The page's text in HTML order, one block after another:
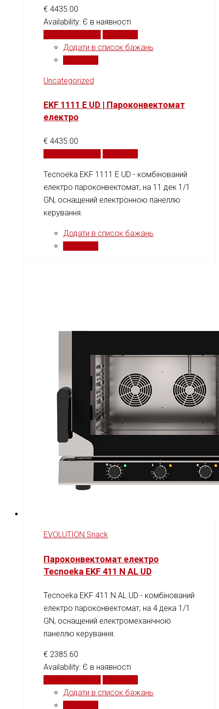
€ 4435.00
Availability: Є в наявності
Додати в список бажань
Uncategorized
EKF 1111 E UD | Пароконвектомат
електро
€ 4435.00
Tecnoeka EKF 1111 E UD - комбінований
електро пароконвектомат, на 11 дек 1/1
GN, оснащений електронною панеллю
керування.
Додати в список бажань
EVOLUTION Snack
Пароконвектомат електро
Tecnoeka EKF 411 N AL UD
Tecnoeka EKF 411 N AL UD - комбінований
електро пароконвектомат, на 4 дека 1/1
GN, оснащений електромеханічною
панеллю керування.
€ 2385.60
Availability: Є в наявності
Додати в список бажань